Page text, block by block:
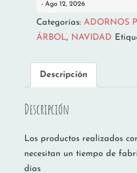
6.5CM
APROX.
cantidad
- Ago 12, 2026
Categorías: ADORNOS
ÁRBOL, NAVIDAD
Descripción
Descripción
Los productos realizados
necesitan un tiempo de
días